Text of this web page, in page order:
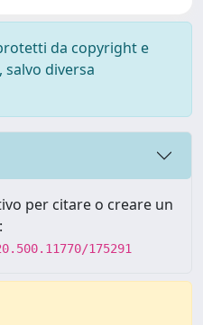
da copyright e
diversa
per citare o creare un
175291